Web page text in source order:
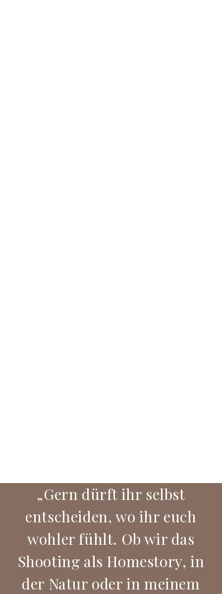
„Gern dürft ihr selbst
entscheiden, wo ihr euch
wohler fühlt. Ob wir das
Shooting als Homestory, in
der Natur oder in meinem